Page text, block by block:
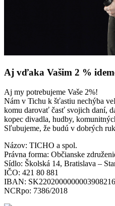
Aj vďaka Vašim 2 %
Aj my potrebujeme Vaše 2%!
Nám v Tichu k šťastiu nechýba
komu darovať časť svojich daní,
kopec divadla, hudby,
Sľubujeme, že budú v dobrých
Názov: TICHO a spol.
Právna forma: Občianske
Sídlo: Školská 14, Bratislava –
IČO: 421 80 881
IBAN:
NCRpo: 7386/2018